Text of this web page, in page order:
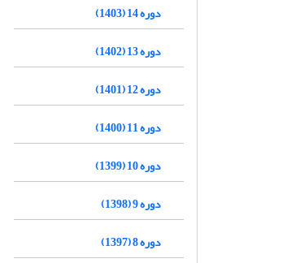
دوره 14 (1403)
دوره 13 (1402)
دوره 12 (1401)
دوره 11 (1400)
دوره 10 (1399)
دوره 9 (1398)
دوره 8 (1397)